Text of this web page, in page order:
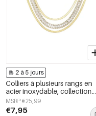
2 à 5 jours
Colliers à plusieurs rangs en
acier inoxydable, collection
simple et décontractée pour
femmes
MSRP €25,99
€7,95